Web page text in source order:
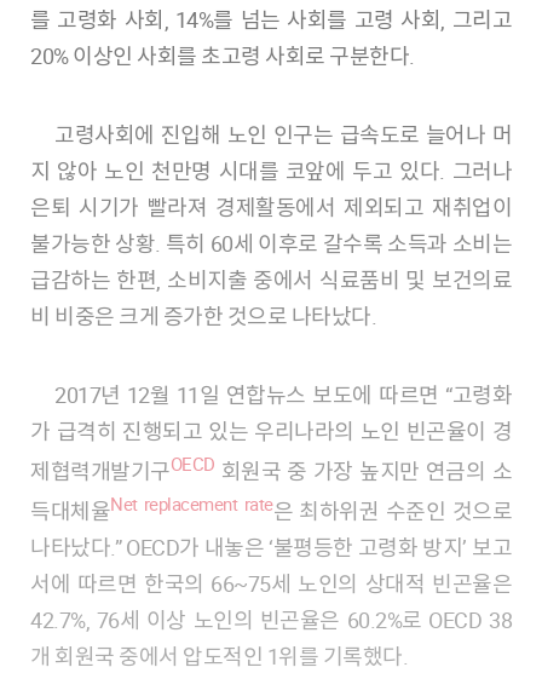
를 고령화 사회, 14%를 넘는 사회를 고령 사회, 그리고
20% 이상인 사회를 초고령 사회로 구분한다.
고령사회에 진입해 노인 인구는 급속도로 늘어나 머
지 않아 노인 천만명 시대를 코앞에 두고 있다. 그러나
은퇴 시기가 빨라져 경제활동에서 제외되고 재취업이
불가능한 상황. 특히 60세 이후로 갈수록 소득과 소비는
급감하는 한편, 소비지출 중에서 식료품비 및 보건의료
비 비중은 크게 증가한 것으로 나타났다.
2017년 12월 11일 연합뉴스 보도에 따르면 “고령화
가 급격히 진행되고 있는 우리나라의 노인 빈곤율이 경
제협력개발기구OECD 회원국 중 가장 높지만 연금의 소
득대체율Net replacement rate은 최하위권 수준인 것으로
나타났다.” OECD가 내놓은 ‘불평등한 고령화 방지’ 보고
서에 따르면 한국의 66~75세 노인의 상대적 빈곤율은
42.7%, 76세 이상 노인의 빈곤율은 60.2%로 OECD 38
개 회원국 중에서 압도적인 1위를 기록했다.